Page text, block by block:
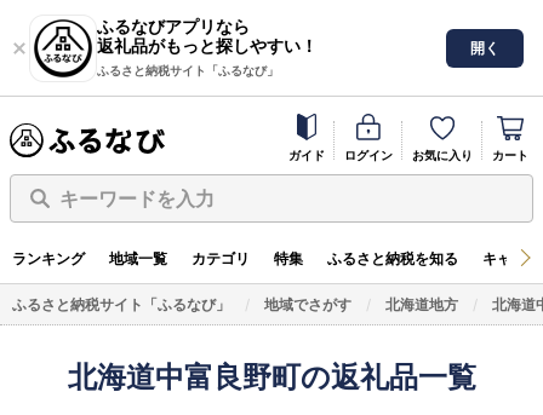
ふるなびアプリなら
返礼品がもっと探しやすい！
ふるさと納税サイト「ふるなび」
開く
ガイド ログイン お気に入り カート
キーワードを入力
ランキング 地域一覧 カテゴリ 特集 ふるさと納税を知る キャン
ふるさと納税サイト「ふるなび」 地域でさがす 北海道地方 北海道
北海道中富良野町の返礼品一覧